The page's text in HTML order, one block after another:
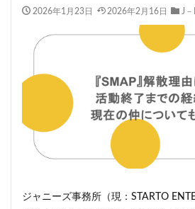
2026年1月23日 2026年2月16日 J
ジャニーズ事務所（現：STARTO